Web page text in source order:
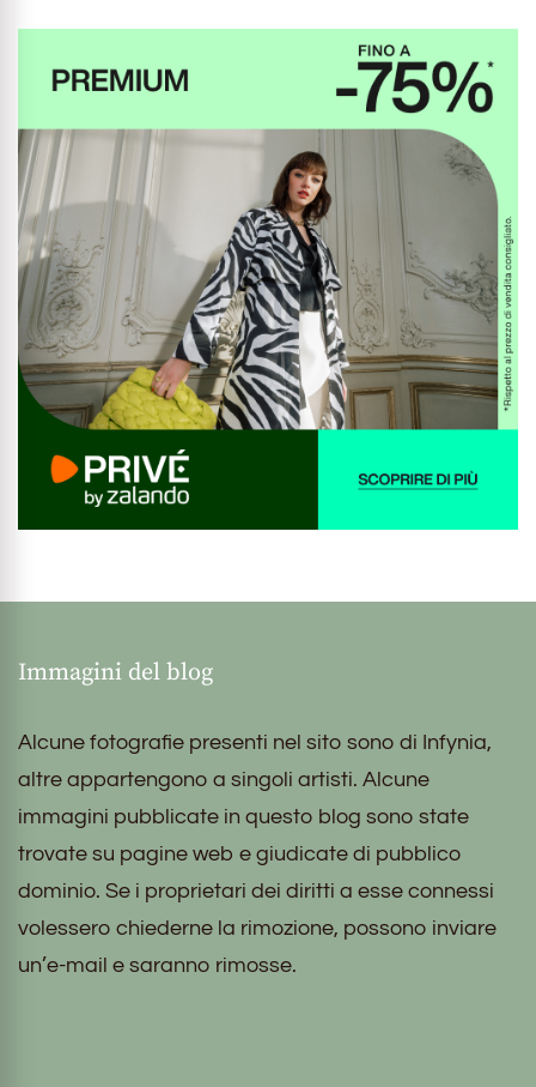
Immagini del blog
Alcune fotografie presenti nel sito sono di Infynia,
altre appartengono a singoli artisti. Alcune
immagini pubblicate in questo blog sono state
trovate su pagine web e giudicate di pubblico
dominio. Se i proprietari dei diritti a esse connessi
volessero chiederne la rimozione, possono inviare
un’e-mail e saranno rimosse.